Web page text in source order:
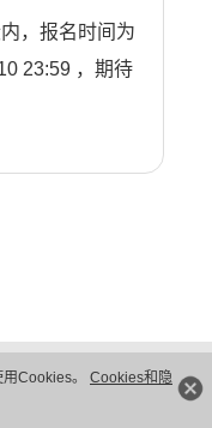
Cookies。 Cookies和隐
，报名时间为
23:59 ，期待